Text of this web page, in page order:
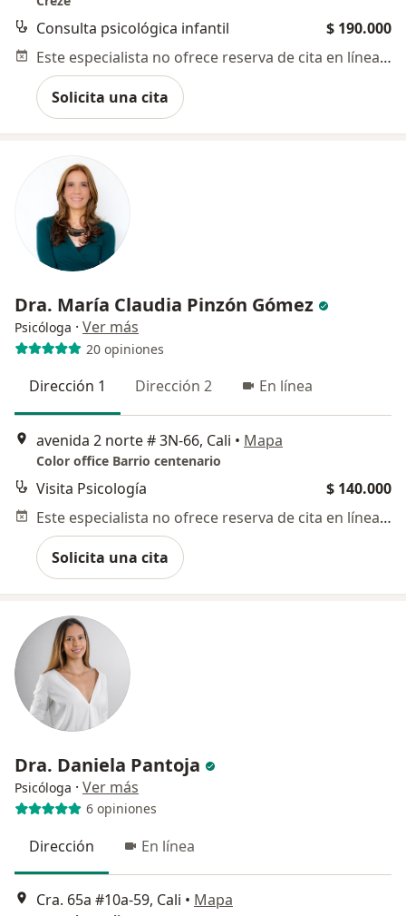
Consulta psicológica infantil
$ 190.000
Este especialista no ofrece reserva de cita en línea en esta dirección.
Solicita una cita
Dra. María Claudia Pinzón Gómez
Psicóloga · Ver más
20 opiniones
Dirección 1 Dirección 2 En línea
avenida 2 norte # 3N-66, Cali • Mapa
Color office Barrio centenario
Visita Psicología
$ 140.000
Este especialista no ofrece reserva de cita en línea en esta dirección.
Solicita una cita
Dra. Daniela Pantoja
Psicóloga · Ver más
6 opiniones
Dirección En línea
Cra. 65a #10a-59, Cali • Mapa